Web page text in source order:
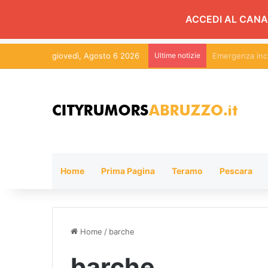
ACCEDI AL
giovedì, Agosto 6 2026 Ultime notizie Martinsicuro,
Home Prima Pagina Teramo Pescara
Home / barche